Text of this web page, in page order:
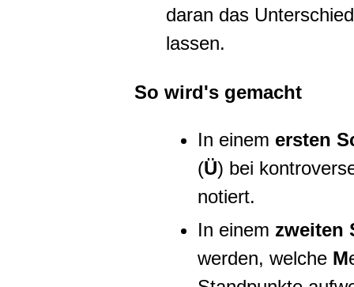
daran das
lassen.
So wird's gemacht
In einem ersten
(Ü) bei
notiert.
In einem zweiten
werden, welche M